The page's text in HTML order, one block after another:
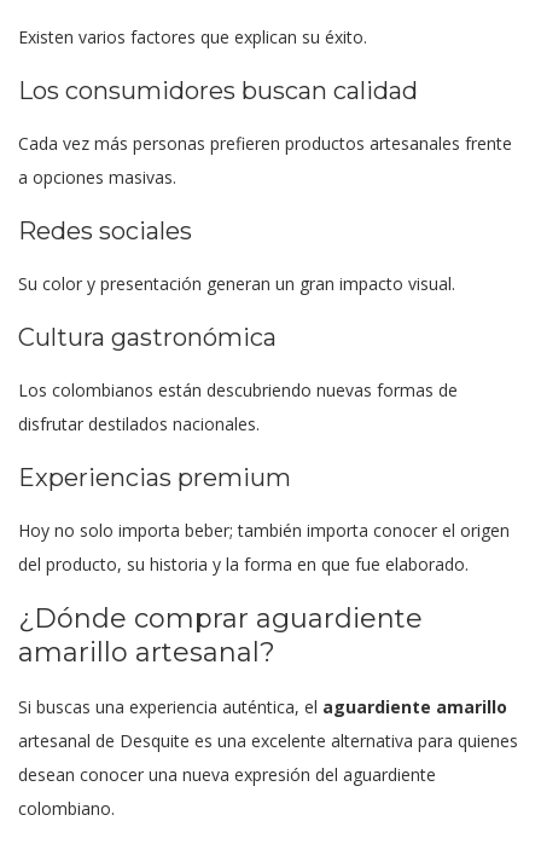
Existen varios factores que explican su éxito.
Los consumidores buscan calidad
Cada vez más personas prefieren productos artesanales frente
a opciones masivas.
Redes sociales
Su color y presentación generan un gran impacto visual.
Cultura gastronómica
Los colombianos están descubriendo nuevas formas de
disfrutar destilados nacionales.
Experiencias premium
Hoy no solo importa beber; también importa conocer el origen
del producto, su historia y la forma en que fue elaborado.
¿Dónde comprar aguardiente
amarillo artesanal?
Si buscas una experiencia auténtica, el aguardiente amarillo
artesanal de Desquite es una excelente alternativa para quienes
desean conocer una nueva expresión del aguardiente
colombiano.